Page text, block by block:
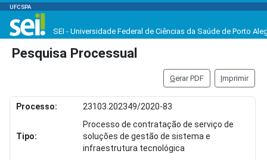
UFCSPA
SEI - Universidade Federal de Ciências da Saúde de Porto
Pesquisa Processual
Gerar PDF Imprimir
Processo: 23103.202349/2020-83
Tipo:
Processo de contratação de serviço de
soluções de gestão de sistema e
infraestrutura tecnológica